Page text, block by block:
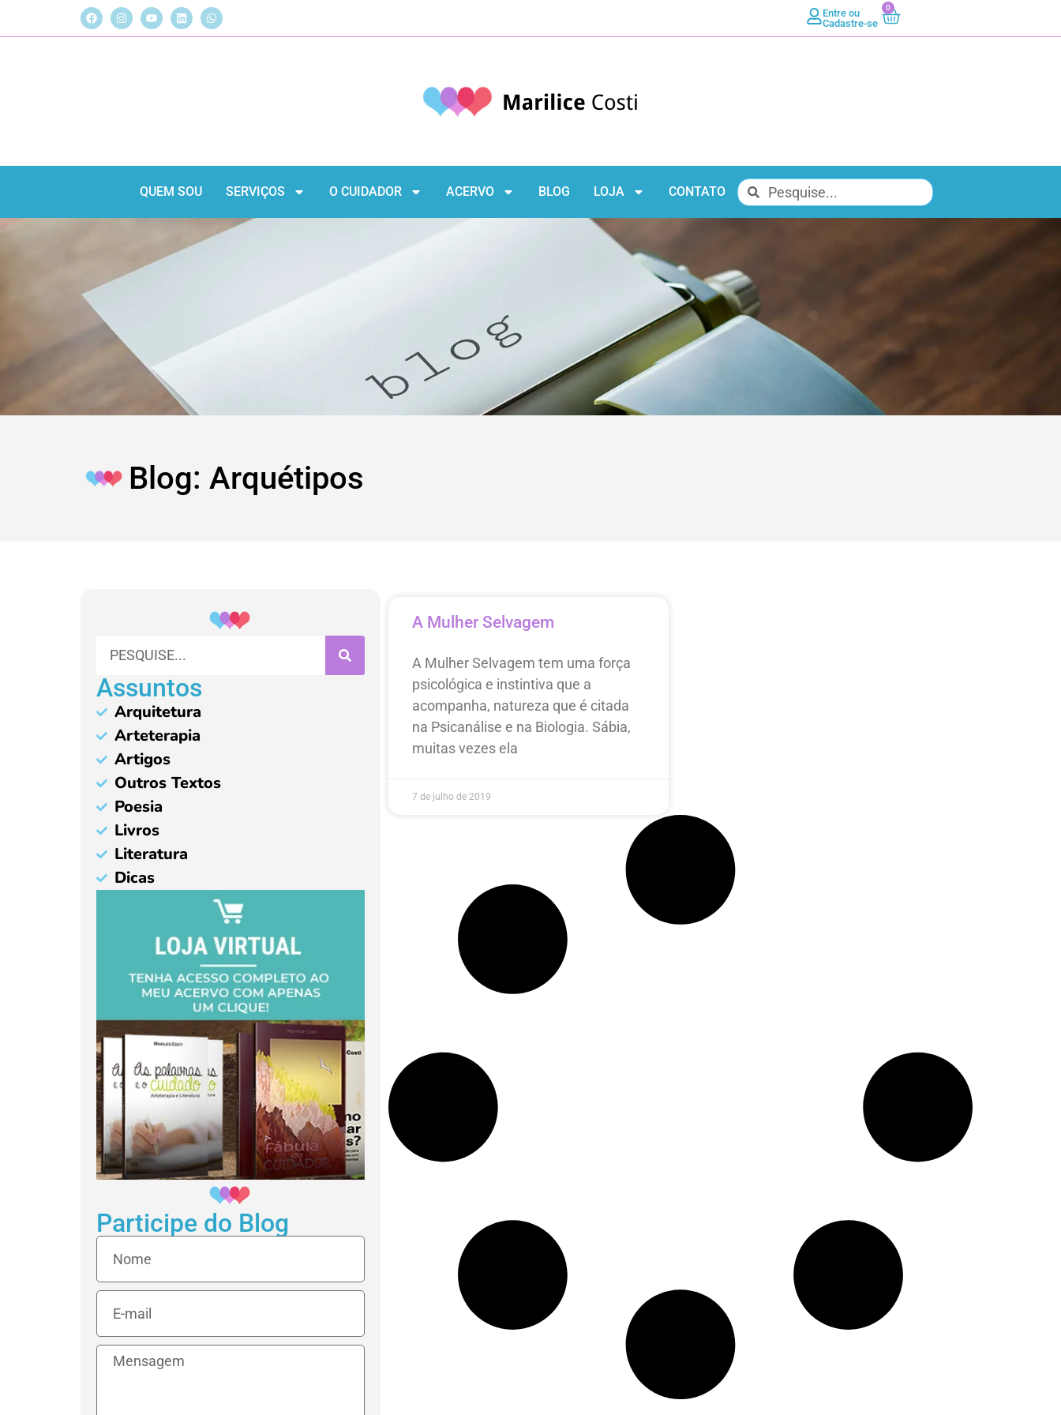
Entre ou
Cadastre-se
0
QUEM SOU SERVIÇOS O CUIDADOR ACERVO BLOG LOJA CONTATO
Blog: Arquétipos
Assuntos
Arquitetura
Arteterapia
Artigos
Outros Textos
Poesia
Livros
Literatura
Dicas
Participe do Blog
A Mulher Selvagem
A Mulher Selvagem tem uma força
psicológica e instintiva que a
acompanha, natureza que é citada
na Psicanálise e na Biologia. Sábia,
muitas vezes ela
7 de julho de 2019